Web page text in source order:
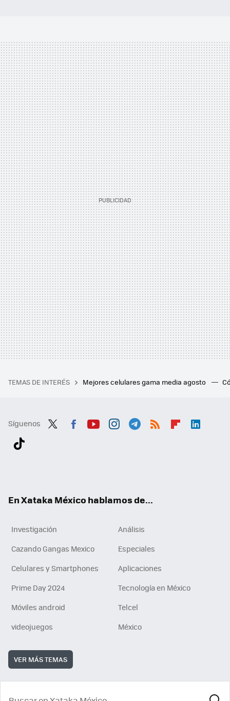
TEMAS DE INTERÉS Mejores celulares gama media agosto
Síguenos
En Xataka México hablamos de...
Investigación
Análisis
Cazando Gangas Mexico
Especiales
Celulares y Smartphones
Aplicaciones
Prime Day 2024
Tecnología en México
Móviles android
Telcel
videojuegos
México
VER MÁS TEMAS